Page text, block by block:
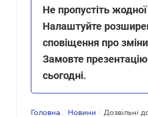
Не пропустіть
Налаштуйте
сповіщення про
Замовте
сьогодні.
Головна / Новини /